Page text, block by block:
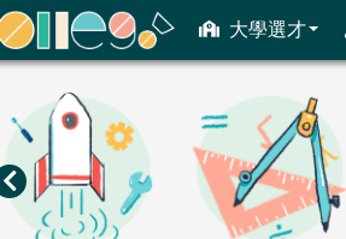
大學選才
大學選才與高中育才輔助系統